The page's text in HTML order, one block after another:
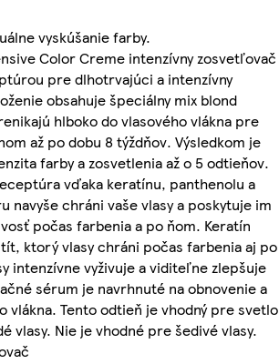
vyskúšanie farby.
Color Creme intenzívny zosvetľovač
pre dlhotrvajúci a intenzívny
obsahuje špeciálny mix blond
hlboko do vlasového vlákna pre
až po dobu 8 týždňov. Výsledkom je
farby a zosvetlenia až o 5 odtieňov.
​​vďaka keratínu, panthenolu a
navyše chráni vaše vlasy a poskytuje im
počas farbenia a po ňom. Keratín
ktorý vlasy chráni počas farbenia aj po
intenzívne vyživuje a viditeľne zlepšuje
sérum je navrhnuté na obnovenie a
vlákna. Tento odtieň je vhodný pre svetlo
vlasy. Nie je vhodné pre šedivé vlasy.